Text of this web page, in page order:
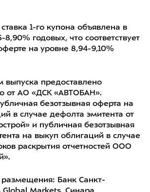
1-го купона объявлена в
8,90% годовых, что соответствует
на уровне 8,94-9,10%
выпуска предоставлено
от АО «ДСК «АВТОБАН».
безотзывная оферта на
в случае дефолта эмитента от
и публичная безотзывная
на выкуп облигаций в случае
раскрытия отчетностей ООО
Банк Санкт-